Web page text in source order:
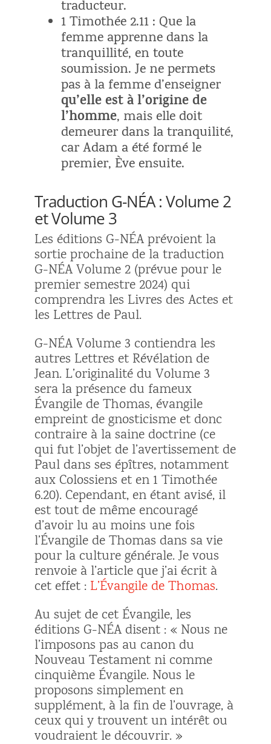
traducteur.
1 Timothée 2.11 : Que la
femme apprenne dans la
tranquillité, en toute
soumission. Je ne permets
pas à la femme d’enseigner
qu’elle est à l’origine de
l’homme, mais elle doit
demeurer dans la tranquilité,
car Adam a été formé le
premier, Ève ensuite.
Traduction G-NÉA : Volume 2
et Volume 3
Les éditions G-NÉA prévoient la
sortie prochaine de la traduction
G-NÉA Volume 2 (prévue pour le
premier semestre 2024) qui
comprendra les Livres des Actes et
les Lettres de Paul.
G-NÉA Volume 3 contiendra les
autres Lettres et Révélation de
Jean. L’originalité du Volume 3
sera la présence du fameux
Évangile de Thomas, évangile
empreint de gnosticisme et donc
contraire à la saine doctrine (ce
qui fut l’objet de l’avertissement de
Paul dans ses épîtres, notamment
aux Colossiens et en 1 Timothée
6.20). Cependant, en étant avisé, il
est tout de même encouragé
d’avoir lu au moins une fois
l’Évangile de Thomas dans sa vie
pour la culture générale. Je vous
renvoie à l’article que j’ai écrit à
cet effet : L’Évangile de Thomas.
Au sujet de cet Évangile, les
éditions G-NÉA disent : « Nous ne
l’imposons pas au canon du
Nouveau Testament ni comme
cinquième Évangile. Nous le
proposons simplement en
supplément, à la fin de l’ouvrage, à
ceux qui y trouvent un intérêt ou
voudraient le découvrir. »